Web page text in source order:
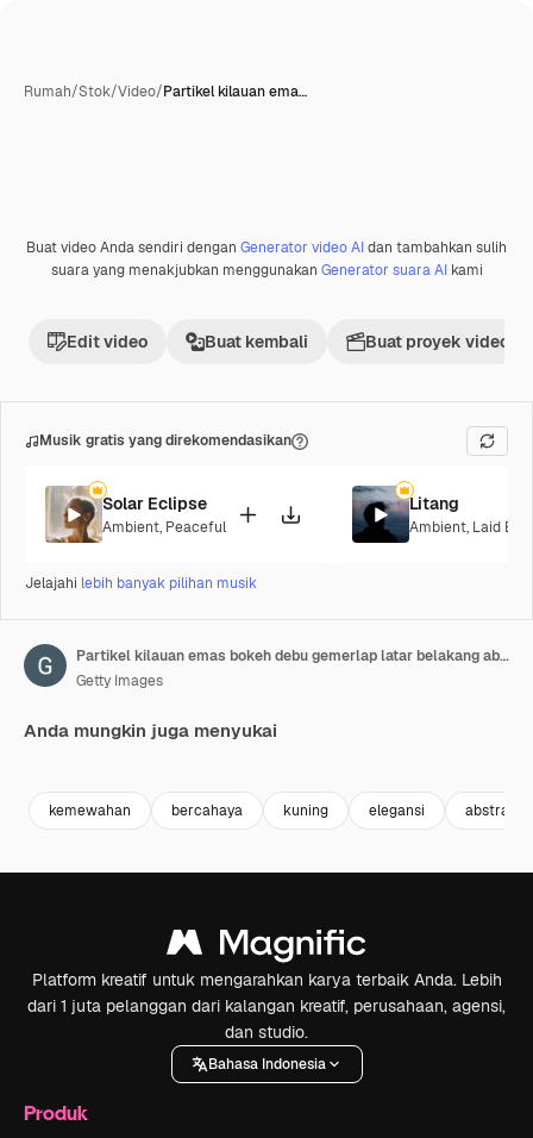
Rumah/Stok/Video/Partikel kilauan ema…
Premium
Buat video Anda sendiri dengan Generator video AIdan tambahkan sulih
suara yang menakjubkan menggunakan Generator suara AIkami
Edit video Buat kembali Buat proyek video
Musik gratis yang direkomendasikan
Solar Eclipse
Ambient, Peaceful
Litang
Ambient, Laid
Jelajahi lebih banyak pilihan musik
Partikel kilauan emas bokeh debu gemerlap latar belakang abstrak loop
Getty Images
Anda mungkin juga menyukai
kemewahan bercahaya kuning elegansi abstrak
Platform kreatif untuk mengarahkan karya terbaik Anda. Lebih
dari 1 juta pelanggan dari kalangan kreatif, perusahaan, agensi,
dan studio.
Bahasa Indonesia
Produk